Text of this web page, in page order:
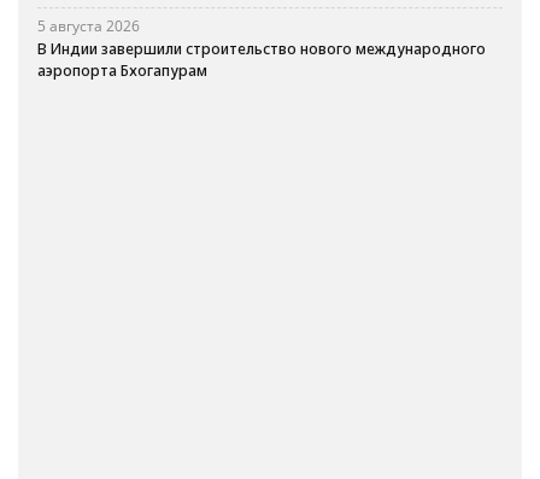
5 августа 2026
В Индии завершили строительство нового международного
аэропорта Бхогапурам